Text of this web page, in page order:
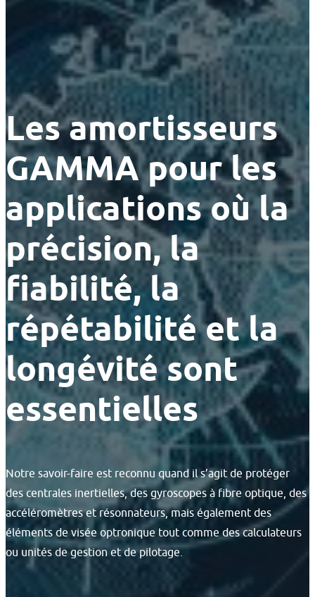
Les amortisseurs
GAMMA pour les
applications où la
précision, la
fiabilité, la
répétabilité et la
longévité sont
essentielles
Notre savoir-faire est reconnu quand il s’agit de protéger
des centrales inertielles, des gyroscopes à fibre optique, des
accéléromètres et résonnateurs, mais également des
éléments de visée optronique tout comme des calculateurs
ou unités de gestion et de pilotage.